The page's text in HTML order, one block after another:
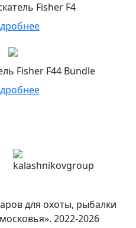
Fisher F4
Fisher F44 Bundle
для охоты, рыбалки
2022-2026